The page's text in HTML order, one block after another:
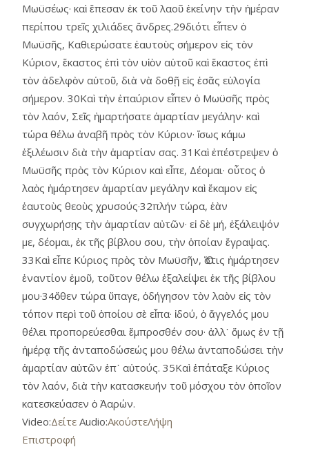
Μωϋσέως· καὶ ἔπεσαν ἐκ τοῦ λαοῦ ἐκείνην τὴν ἡμέραν
περίπου τρεῖς χιλιάδες ἄνδρες.29διότι εἶπεν ὁ
Μωϋσῆς, Καθιερώσατε ἑαυτοὺς σήμερον εἰς τὸν
Κύριον, ἕκαστος ἐπὶ τὸν υἱὸν αὑτοῦ καὶ ἕκαστος ἐπὶ
τὸν ἀδελφὸν αὑτοῦ, διὰ νὰ δοθῇ εἰς ἐσᾶς εὐλογία
σήμερον. 30Καὶ τὴν ἐπαύριον εἶπεν ὁ Μωϋσῆς πρὸς
τὸν λαόν, Σεῖς ἡμαρτήσατε ἁμαρτίαν μεγάλην· καὶ
τώρα θέλω ἀναβῆ πρὸς τὸν Κύριον· ἴσως κάμω
ἐξιλέωσιν διὰ τὴν ἁμαρτίαν σας. 31Καὶ ἐπέστρεψεν ὁ
Μωϋσῆς πρὸς τὸν Κύριον καὶ εἶπε, Δέομαι· οὗτος ὁ
λαὸς ἡμάρτησεν ἁμαρτίαν μεγάλην καὶ ἔκαμον εἰς
ἑαυτοὺς θεοὺς χρυσούς·32πλήν τώρα, ἐὰν
συγχωρήσῃς τὴν ἁμαρτίαν αὐτῶν· εἰ δὲ μή, ἐξάλειψόν
με, δέομαι, ἐκ τῆς βίβλου σου, τὴν ὁποίαν ἔγραψας.
33Καὶ εἶπε Κύριος πρὸς τὸν Μωϋσῆν, Ὅστις ἡμάρτησεν
ἐναντίον ἐμοῦ, τοῦτον θέλω ἐξαλείψει ἐκ τῆς βίβλου
μου·34ὅθεν τώρα ὕπαγε, ὁδήγησον τὸν λαὸν εἰς τὸν
τόπον περὶ τοῦ ὁποίου σὲ εἶπα· ἰδού, ὁ ἄγγελός μου
θέλει προπορεύεσθαι ἔμπροσθέν σου· ἀλλ᾿ ὅμως ἐν τῇ
ἡμέρᾳ τῆς ἀνταποδώσεώς μου θέλω ἀνταποδώσει τὴν
ἁμαρτίαν αὐτῶν ἐπ᾿ αὐτούς. 35Καὶ ἐπάταξε Κύριος
τὸν λαόν, διὰ τὴν κατασκευήν τοῦ μόσχου τὸν ὁποῖον
κατεσκεύασεν ὁ Ἀαρών.
Video:Δείτε Audio:ΑκούστεΛήψη
Επιστροφή